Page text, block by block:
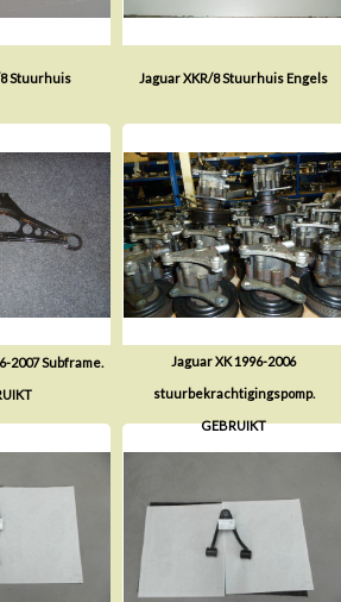
Stuurhuis Jaguar XKR/8 Stuurhuis Engels
2007 Subframe. Jaguar XK 1996-2006
stuurbekrachtigingspomp.
GEBRUIKT